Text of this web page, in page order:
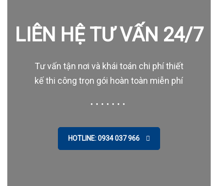
LIÊN HỆ TƯ VẤN 24/7
Tư vấn tận nơi và khái toán chi phí thiết
kế thi công trọn gói hoàn toàn miễn phí
HOTLINE: 0934 037 966